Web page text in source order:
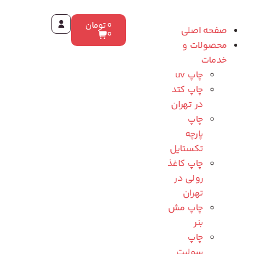
صفحه اصلی
محصولات و
خدمات
چاپ uv
چاپ کتد
در تهران
چاپ
پارچه
تکستایل
چاپ کاغذ
رولی در
تهران
چاپ مش
بنر
چاپ
0تومان
0